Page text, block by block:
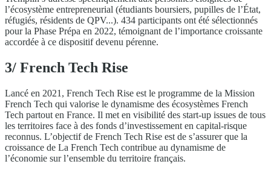
l’écosystème entrepreneurial (étudiants boursiers, pupilles de l’État,
réfugiés, résidents de QPV...). 434 participants ont été sélectionnés
pour la Phase Prépa en 2022, témoignant de l’importance croissante
accordée à ce dispositif devenu pérenne.
3/ French Tech Rise
Lancé en 2021, French Tech Rise est le programme de la Mission
French Tech qui valorise le dynamisme des écosystèmes French
Tech partout en France. Il met en visibilité des start-up issues de tous
les territoires face à des fonds d’investissement en capital-risque
reconnus. L’objectif de French Tech Rise est de s’assurer que la
croissance de La French Tech contribue au dynamisme de
l’économie sur l’ensemble du territoire français.